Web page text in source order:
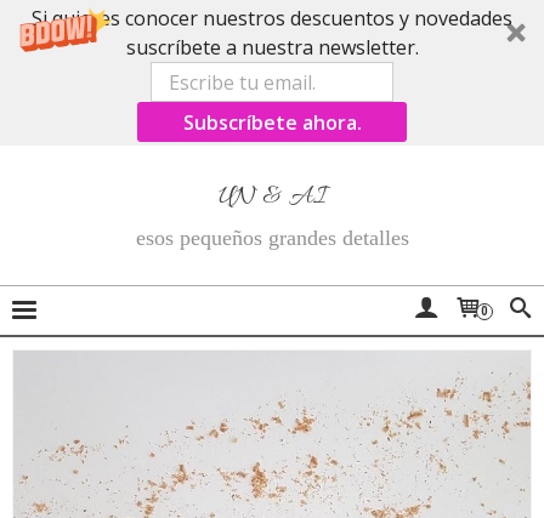
Si quieres conocer nuestros descuentos y novedades
suscríbete a nuestra newsletter.
Subscríbete ahora.
UN & AI
esos pequeños grandes detalles
0